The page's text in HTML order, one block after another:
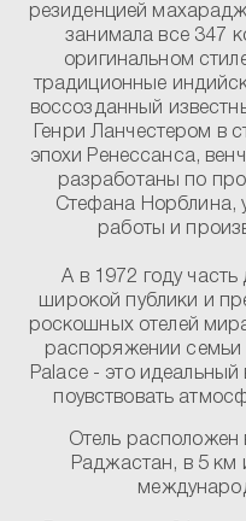
резиденцией
занимала все 347
оригинальном
традиционные
воссозданный
Генри Ланчестером в
эпохи Ренессанса,
разработаны по
Стефана Норблина,
работы и
А в 1972 году
широкой публики и
роскошных отелей
распоряжении
Palace - это
поувствовать
Отель
Раджастан, в 5 км